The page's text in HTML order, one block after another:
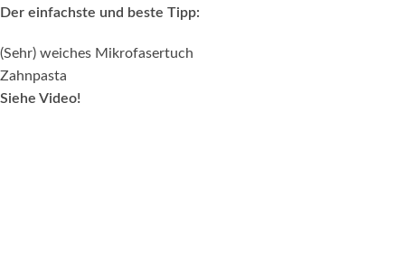
Der einfachste und beste Tipp:
(Sehr) weiches Mikrofasertuch
Zahnpasta
Siehe Video!